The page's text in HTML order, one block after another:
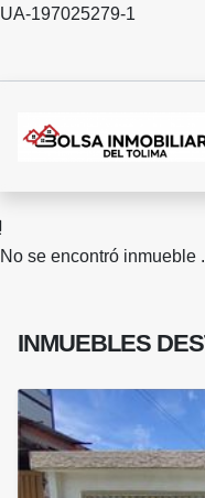
UA-197025279-1
No se encontró inmueble .
INMUEBLES